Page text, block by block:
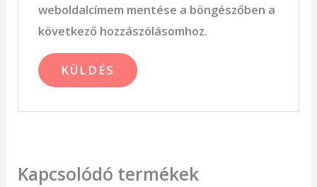
weboldalcímem mentése a böngészőben a
következő hozzászólásomhoz.
Kapcsolódó termékek